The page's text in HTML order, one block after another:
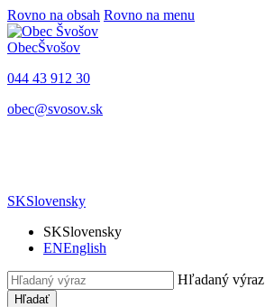
Rovno na obsah Rovno na menu
ObecŠvošov
044 43 912 30
obec@svosov.sk
SKSlovensky
SKSlovensky
ENEnglish
Hľadaný výraz
Hľadať